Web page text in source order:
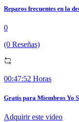
Reparos frecuentes en la
0
(0 Reseñas)
00:47:52 Horas
Gratis para Miembros Yo
Adquirir este video